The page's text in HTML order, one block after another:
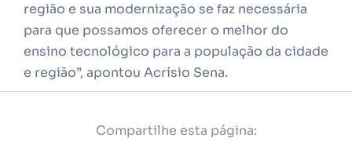
região e sua modernização se faz necessária
para que possamos oferecer o melhor do
ensino tecnológico para a população da cidade
e região”, apontou Acrísio Sena.
Compartilhe esta página: